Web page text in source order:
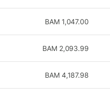
1,047.00
BAM
2,093.99
BAM
4,187.98
BAM